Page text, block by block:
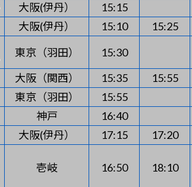
大阪(伊丹） 15:15
大阪(伊丹） 15:10 15:25
東京（羽田） 15:30
大阪（関西） 15:35 15:55
東京（羽田） 15:55
神戸 16:40
大阪(伊丹） 17:15 17:20
壱岐 16:50 18:10